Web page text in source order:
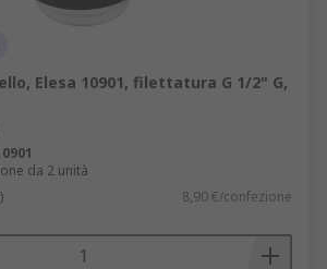
Elesa 10901, filettatura G 1/2" G,
da 2 unità
8,90 €/confezione